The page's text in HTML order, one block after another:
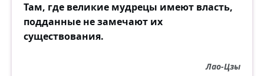
Там, где великие мудрецы имеют власть,
подданные не замечают их
существования.
Лао-Цзы